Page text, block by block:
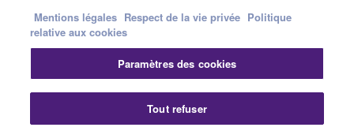
Nous contacter Conditions d'utilisation
Respect de la vie privéePolitique relative aux cookies
Mentions légales
Mentions légales Respect de la vie privée Politique
relative aux cookies
Paramètres des cookies
Tout refuser